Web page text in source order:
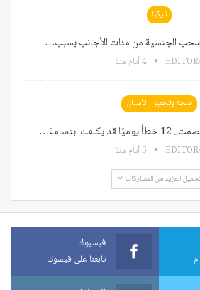
تركيا
سحب الجنسية من مئات الأجانب بسبب…
4 أيام منذ
صحة وتجميل الأسنان
ابتسامة…
5 أيام منذ
المزيد من المشاركات
فيسبوك
تابعنا على فيسوك